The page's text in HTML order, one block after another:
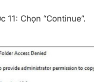
11: Chọn “Continue”.